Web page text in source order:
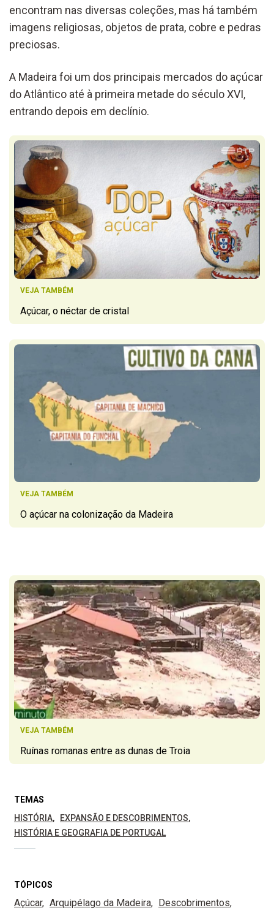
encontram nas diversas coleções, mas há também
imagens religiosas, objetos de prata, cobre e pedras
preciosas.
A Madeira foi um dos principais mercados do açúcar
do Atlântico até à primeira metade do século XVI,
entrando depois em declínio.
VEJA TAMBÉM
Açúcar, o néctar de cristal
VEJA TAMBÉM
O açúcar na colonização da Madeira
VEJA TAMBÉM
Ruínas romanas entre as dunas de Troia
TEMAS
HISTÓRIA
EXPANSÃO E DESCOBRIMENTOS
HISTÓRIA E GEOGRAFIA DE PORTUGAL
TÓPICOS
Açúcar Arquipélago da Madeira
Descobrimentos